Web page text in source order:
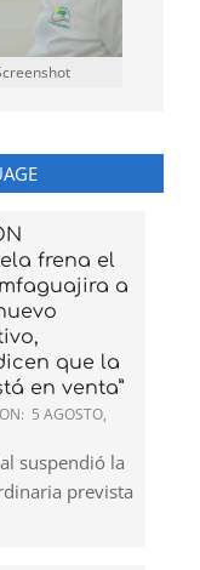
frena el
a
que la
en venta”
ON: 5 AGOSTO,
suspendió la
prevista